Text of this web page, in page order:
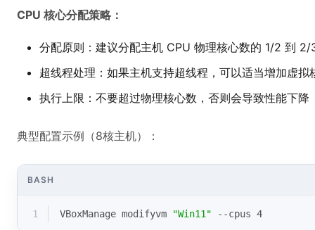
CPU 核心分配策略：
分配原则：建议分配主机 CPU 物理核心数的 1/2 到 2/
超线程处理：如果主机支持超线程，可以适当增加虚拟
执行上限：不要超过物理核心数，否则会导致性能下降
典型配置示例（8核主机）：
BASH
1 VBoxManage modifyvm "Win11" --cpus 4